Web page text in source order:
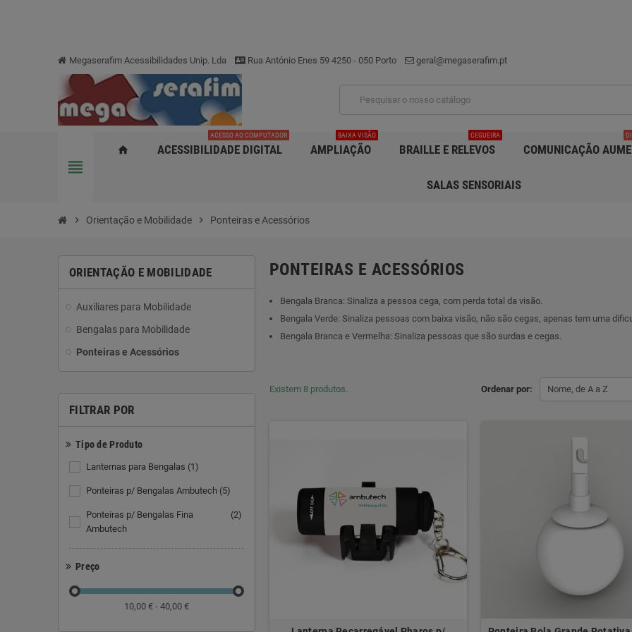
Megaserafim Acessibilidades Unip. Lda Rua António Enes 59 4250 - 050 Porto geral@megaserafim.pt
view_headline
home ACESSIBILIDADE DIGITAL
ACESSO AO COMPUTADOR
AMPLIAÇÃO
BAIXA VISÃO
BRAILLE E RELEVOS
CEGUEIRA
COMUNICAÇÃO
SALAS SENSORIAIS
chevron_right Orientação e Mobilidade chevron_right Ponteiras e Acessórios
ORIENTAÇÃO E MOBILIDADE
Auxiliares para Mobilidade
Bengalas para Mobilidade
Ponteiras e Acessórios
FILTRAR POR
Tipo de Produto
Lanternas para Bengalas (1)
Ponteiras p/ Bengalas Ambutech (5)
Ponteiras p/ Bengalas Fina
Ambutech
(2)
Preço
10,00 € - 40,00 €
PONTEIRAS E ACESSÓRIOS
Bengala Branca: Sinaliza a pessoa cega, com perda total da visão.
Bengala Verde: Sinaliza pessoas com baixa visão, não são cegas, apenas tem uma
Bengala Branca e Vermelha: Sinaliza pessoas que são surdas e cegas.
Ordenar por: Nome, de A a Z
Existem 8 produtos.